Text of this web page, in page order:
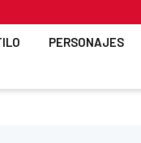
PERSONAJES